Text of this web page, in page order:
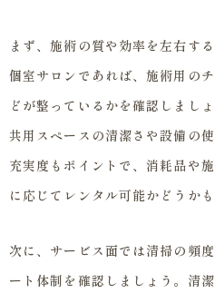
まず、施術の質や効率を左右す
個室サロンであれば、施術用の
どが整っているかを確認しまし
共用スペースの清潔さや設備の
充実度もポイントで、消耗品や
に応じてレンタル可能かどうか
次に、サービス面では清掃の頻
ート体制を確認しましょう。清